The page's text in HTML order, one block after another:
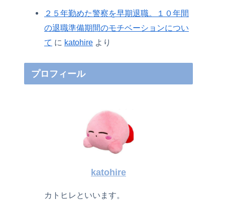
２５年勤めた警察を早期退職。１０年間
の退職準備期間のモチベーションについ
て に katohire より
プロフィール
katohire
カトヒレといいます。